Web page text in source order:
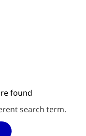
found
search term.